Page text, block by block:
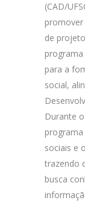
(CAD/
promover
de
para a
social,
Durante
sociais e
trazendo
busca